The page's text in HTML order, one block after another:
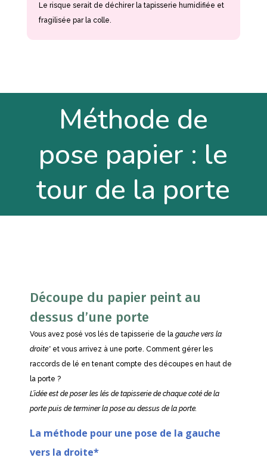
Le risque serait de déchirer la tapisserie humidifiée et
fragilisée par la colle.
Méthode de
pose papier : le
tour de la porte
Découpe du papier peint au
dessus d’une porte
Vous avez posé vos lés de tapisserie de la gauche vers la
droite*et vous arrivez à une porte. Comment gérer les
raccords de lé en tenant compte des découpes en haut de
la porte ?
L’idée est de poser les lés de tapisserie de chaque coté de la
porte puis de terminer la pose au dessus de la porte.
La méthode pour une pose de la gauche
vers la droite*